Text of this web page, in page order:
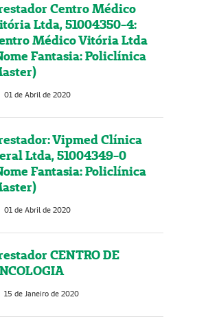
Centro Médico
Ltda, 51004350-4:
Médico Vitória Ltda
Fantasia: Policlínica
01 de Abril de 2020
Vipmed Clínica
Ltda, 51004349-0
Fantasia: Policlínica
01 de Abril de 2020
CENTRO DE
15 de Janeiro de 2020